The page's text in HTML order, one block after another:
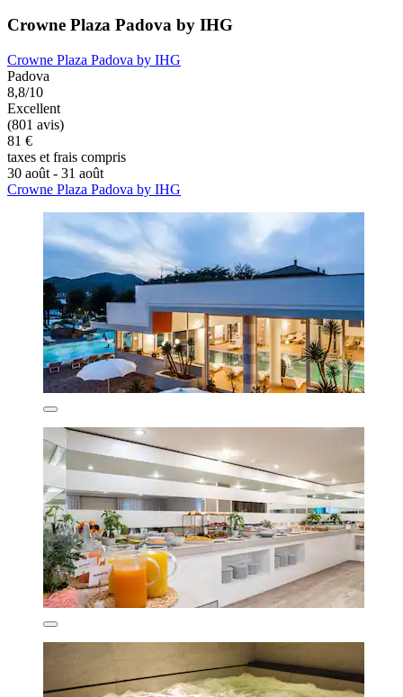
Crowne Plaza Padova by IHG
Crowne Plaza Padova by IHG
Padova
8,8/10
Excellent
(801 avis)
81 €
taxes et frais compris
30 août - 31 août
Crowne Plaza Padova by IHG